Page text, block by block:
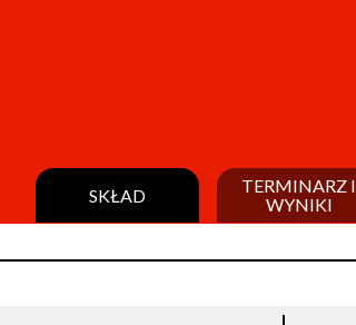
SKŁAD
TERMINARZ I
WYNIKI